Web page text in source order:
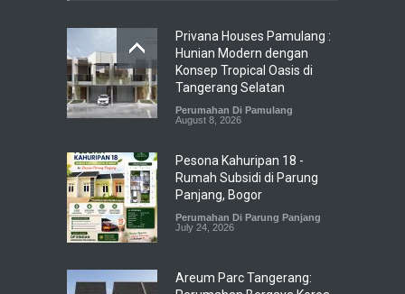
Privana Houses Pamulang :
Hunian Modern dengan
Konsep Tropical Oasis di
Tangerang Selatan
Perumahan Di Pamulang
August 8, 2026
Pesona Kahuripan 18 -
Rumah Subsidi di Parung
Panjang, Bogor
Perumahan Di Parung Panjang
July 24, 2026
Areum Parc Tangerang: